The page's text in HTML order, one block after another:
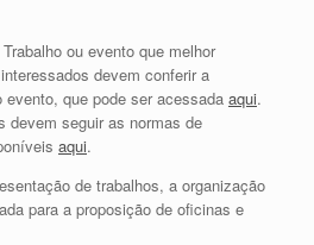
ou evento que melhor
devem conferir a
evento, que pode ser acessada aqui.
devem seguir as normas de
aqui.
de trabalhos, a organização
para a proposição de oficinas e